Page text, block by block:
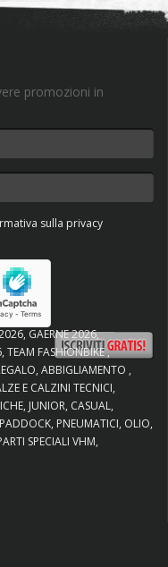
promozioni in
sulla privacy
GAERNE 2026
TEAM FASHIONBIKE
ABBIGLIAMENTO
E CALZINI TECNICI
JUNIOR CASUAL
PADDOCK PNEUMATICI OLIO
SPECIALI VHM